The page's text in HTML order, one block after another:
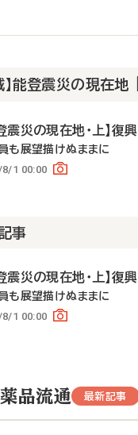
】能登震災の現在
震災の現在地・上】
も展望描けぬままに
1 00:00
事
震災の現在地・上】
も展望描けぬままに
1 00:00
薬品流通 最新記事